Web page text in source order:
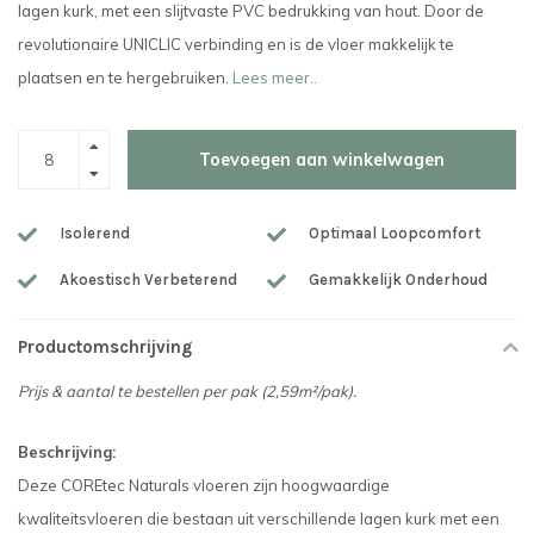
lagen kurk, met een slijtvaste PVC bedrukking van hout. Door de
revolutionaire UNICLIC verbinding en is de vloer makkelijk te
plaatsen en te hergebruiken. Lees meer..
Toevoegen aan winkelwagen
Isolerend Optimaal Loopcomfort
Akoestisch Verbeterend Gemakkelijk Onderhoud
Productomschrijving
Prijs & aantal te bestellen per pak (2,59m²/pak).
Beschrijving:
Deze COREtec Naturals vloeren zijn hoogwaardige
kwaliteitsvloeren die bestaan uit verschillende lagen kurk met een